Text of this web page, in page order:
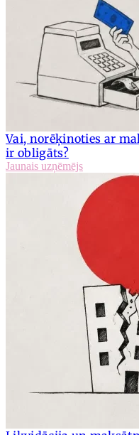
Vai, norēķinoties ar
ir obligāts?
Jaunais uzņēmējs